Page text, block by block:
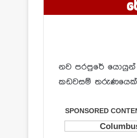
නව පරපුරේ
කඩවසම් තරුණයෙක්